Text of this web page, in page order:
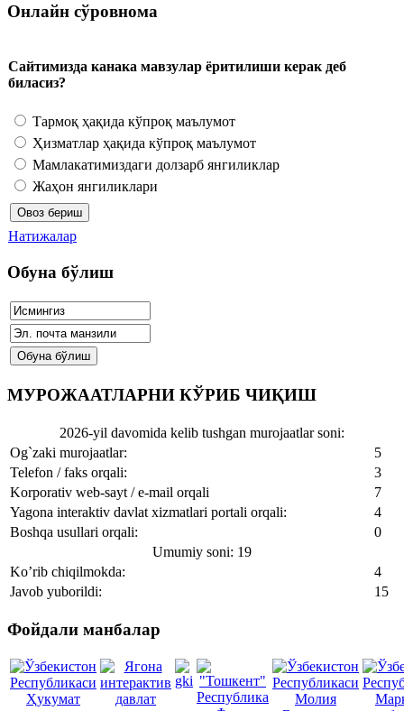
Онлайн сўровнома
Сайтимизда канака мавзулар ёритилиши керак деб
биласиз?
Тармоқ ҳақида кўпроқ маълумот
Ҳизматлар ҳақида кўпроқ маълумот
Мамлакатимиздаги долзарб янгиликлар
Жаҳон янгиликлари
Натижалар
Обуна бўлиш
МУРОЖААТЛАРНИ КЎРИБ ЧИҚИШ
2026-yil davomida kelib tushgan murojaatlar soni:
Og`zaki murojaatlar:
5
Telefon / faks orqali:
3
Korporativ web-sayt / e-mail orqali
7
Yagona interaktiv davlat xizmatlari portali orqali:
4
Boshqa usullari orqali:
0
Umumiy soni: 19
Ko’rib chiqilmokda:
4
Javob yuborildi:
15
Фойдали манбалар